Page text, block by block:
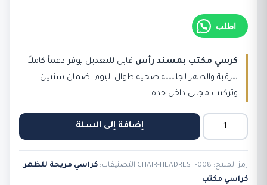
اطلب
كرسي مكتب بمسند رأس قابل للتعديل يوفر دعماً كاملاً
للرقبة والظهر لجلسة صحية طوال اليوم. ضمان سنتين
وتركيب مجاني داخل جدة.
كرسي
مكتب
مسند
إضافة إلى السلة
رمز المنتج: CHAIR-HEADREST-008 التصنيفات: كراسي مريحة للظهر,
كراسي مكتب